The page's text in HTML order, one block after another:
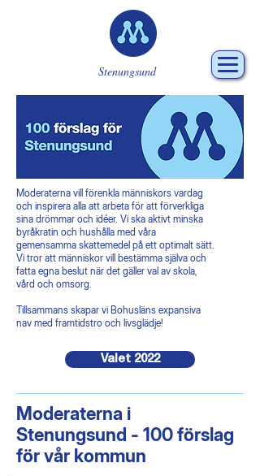
Stenungsund
Moderaterna vill förenkla människors vardag
och inspirera alla att arbeta för att förverkliga
sina drömmar och idéer. Vi ska aktivt minska
byråkratin och hushålla med våra
gemensamma skattemedel på ett optimalt sätt.
Vi tror att människor vill bestämma själva och
fatta egna beslut när det gäller val av skola,
vård och omsorg.
Tillsammans skapar vi Bohusläns expansiva
nav med framtidstro och livsglädje!
Valet 2022
Moderaterna i
Stenungsund - 100 förslag
för vår kommun